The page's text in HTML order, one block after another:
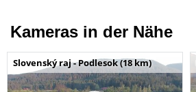
Kameras in der Nähe
Slovenský raj - Podlesok (18 km)